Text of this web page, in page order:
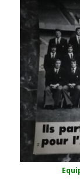
Equipe de